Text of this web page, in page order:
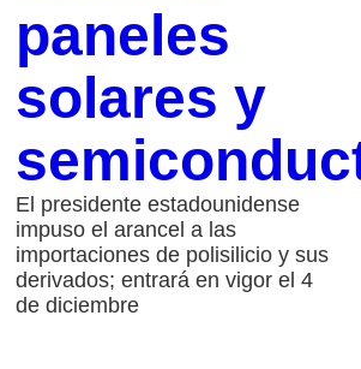
paneles
solares y
El presidente estadounidense
impuso el arancel a las
importaciones de polisilicio y sus
derivados; entrará en vigor el 4
de diciembre